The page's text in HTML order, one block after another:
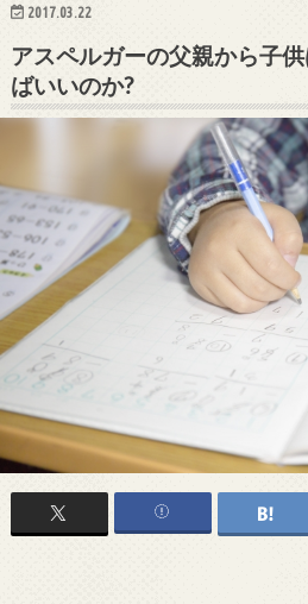
2017.03.22
アスペルガーの父親から子
ばいいのか?